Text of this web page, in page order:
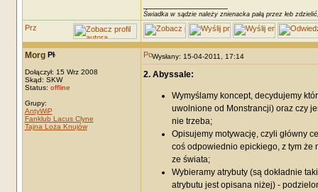
Świadka w sądzie należy znienacka pałą przez łeb
Morg
Dołączył: 15 Wrz 2008
Skąd: SKW
Status: offline
Grupy:
AntyWiP
Fanklub Lacus Clyne
Tajna Loża Knujów
Wysłany: 15-04-2011, 17:14
2. Abyssale:
Wymyślamy koncept, decydujemy
uwolnione od Monstrancji) oraz czy
nie trzeba;
Opisujemy motywację, czyli główny
coś odpowiednio epickiego, z tym że
ze świata;
Wybieramy atrybuty (są dokładnie
atrybutu jest opisana niżej) -